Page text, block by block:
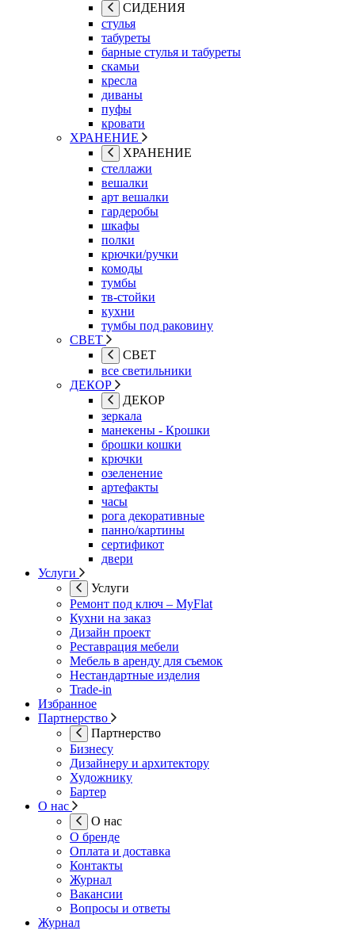
СИДЕНИЯ
стулья
табуреты
барные стулья и табуреты
скамьи
кресла
диваны
пуфы
кровати
ХРАНЕНИЕ
ХРАНЕНИЕ
стеллажи
вешалки
арт вешалки
гардеробы
шкафы
полки
крючки/ручки
комоды
тумбы
тв-стойки
кухни
тумбы под раковину
СВЕТ
СВЕТ
все светильники
ДЕКОР
ДЕКОР
зеркала
манекены - Крошки
брошки кошки
крючки
озеленение
артефакты
часы
рога декоративные
панно/картины
сертификот
двери
Услуги
Услуги
Ремонт под ключ – MyFlat
Кухни на заказ
Дизайн проект
Реставрация мебели
Мебель в аренду для съемок
Нестандартные изделия
Trade-in
Избранное
Партнерство
Партнерство
Бизнесу
Дизайнеру и архитектору
Художнику
Бартер
О нас
О нас
О бренде
Оплата и доставка
Контакты
Журнал
Вакансии
Вопросы и ответы
Журнал